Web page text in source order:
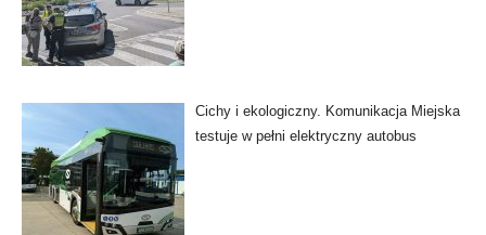
Cichy i ekologiczny. Komunikacja Miejska
testuje w pełni elektryczny autobus